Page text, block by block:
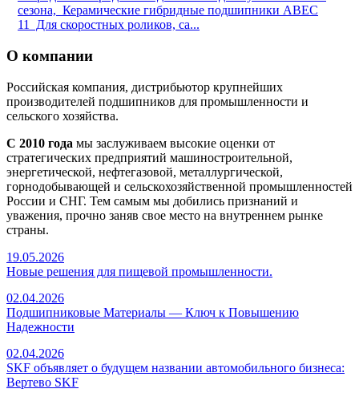
сезона, Керамические гибридные подшипники ABEC
11 Для скоростных роликов, са...
О компании
Российская компания, дистрибьютор крупнейших
производителей подшипников для промышленности и
сельского хозяйства.
С 2010 года мы заслуживаем высокие оценки от
стратегических предприятий машиностроительной,
энергетической, нефтегазовой, металлургической,
горнодобывающей и сельскохозяйственной промышленностей
России и СНГ. Тем самым мы добились признаний и
уважения, прочно заняв свое место на внутреннем рынке
страны.
19.05.2026
Новые решения для пищевой промышленности.
02.04.2026
Подшипниковые Материалы — Ключ к Повышению
Надежности
02.04.2026
SKF объявляет о будущем названии автомобильного бизнеса:
Вертево SKF